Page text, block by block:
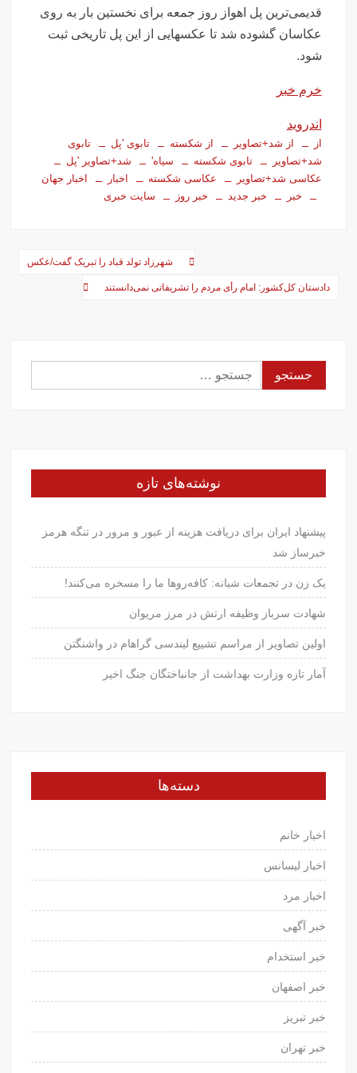
تصاویر تصادف زنجیره‌ای ۱۲ خودرو در تهران
سفر فوری وزیر خارجه پاکستان درباره توافق ایران
اولین جلسه امنیتی ایران و امارات پس از جنگ؟!
سفره عقدی که با پهپاد در میدان انقلاب برپا شد
این سه نفر بد اخلاق‌ترین ایرانی‌های ۲۴ ساعت اخیر هستند
آیت‌الله دژکام: قرآن و عترت کلید هویت و حل مشکلات فرهنگی
جامعه‌اند
وزش باد و غبار رقیق، پدیده غالب هوای کرمانشاه است
در ساعات اخیر اینترنت برخی مردم قطع شد
قدیمی‌ترین پل اهواز روز جمعه برای نخستین بار به روی
عکاسان گشوده شد تا عکسهایی از این پل تاریخی ثبت
شود.
خرم خبر
اندروید
از از شد+تصاویر از شکسته تابوی 'پل
تابوی
شد+تصاویر
تابوی شکسته سیاه'
شد+تصاویر 'پل
عکاسی شد+تصاویر
عکاسی شکسته اخبار
اخبار جهان
خبر
خبر جدید خبر روز سایت خبری
نوشته‌ها
شهرزاد تولد قباد را تبریک گفت/عکس
دادستان کل‌کشور: امام رأی مردم را تشریفاتی نمی‌دانستند
جستجو
برای:
نوشته‌های تازه
پیشنهاد ایران برای دریافت هزینه از عبور و مرور در تنگه هرمز
خبرساز شد
یک زن در تجمعات شبانه: کافه‌روها ما را مسخره می‌کنند!
شهادت سرباز وظیفه ارتش در مرز مریوان
اولین تصاویر از مراسم تشییع لیندسی گراهام در واشنگتن
آمار تازه وزارت بهداشت از جانباختگان جنگ اخیر
دسته‌ها
اخبار خانم
اخبار لیسانس
اخبار مرد
خبر آگهی
خبر استخدام
خبر اصفهان
خبر تبریز
خبر تهران